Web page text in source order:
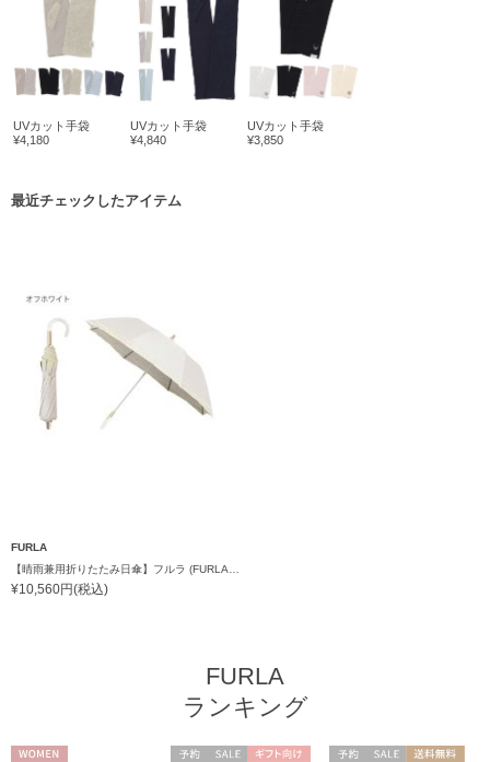
UVカット手袋
¥4,180
UVカット手袋
¥4,840
UVカット手袋
¥3,850
最近チェックしたアイテム
FURLA
【晴雨兼用折りたたみ日傘】フルラ (FURLA) シャンブレーオーガンジー刺繍
¥10,560円(税込)
FURLA
ランキング